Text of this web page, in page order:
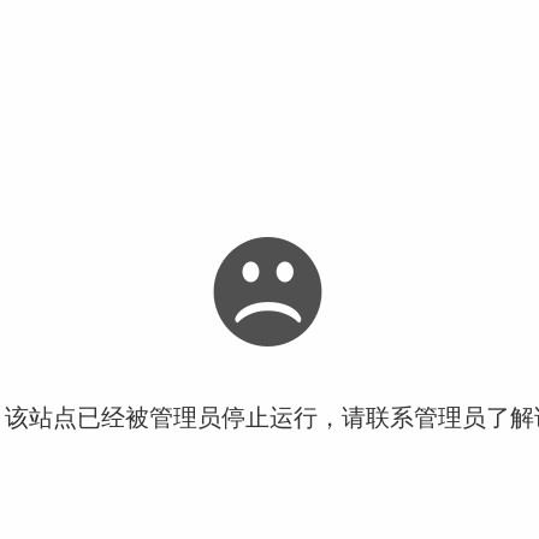
站点已经被管理员停止运行，请联系管理员了